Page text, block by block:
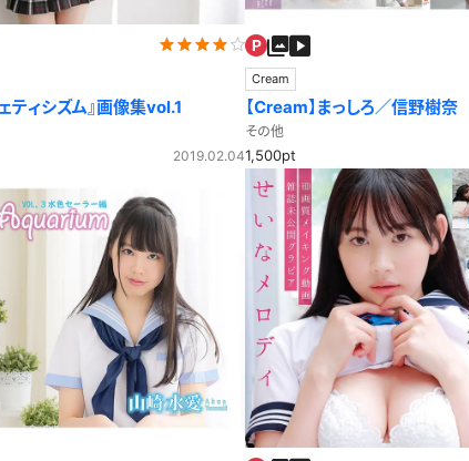
袴
ワンピース
アイドル風
エプロン
ニットベスト
ハロウィン
バスタオル
カーディガン パーカー
ティシズム』画像集vol.1
2019.02.04
Cream
【Cream】まっしろ／信野樹奈
その他
1,500pt